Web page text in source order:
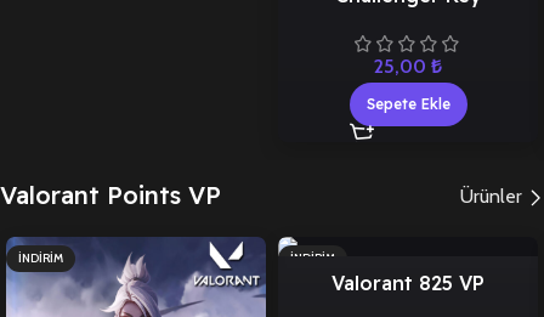
25,00 ₺
Sepete Ekle
Valorant Points VP Ürünler
İNDIRIM İNDIRIM
Valorant 825 VP